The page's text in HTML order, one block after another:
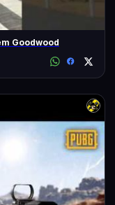
Goodwood